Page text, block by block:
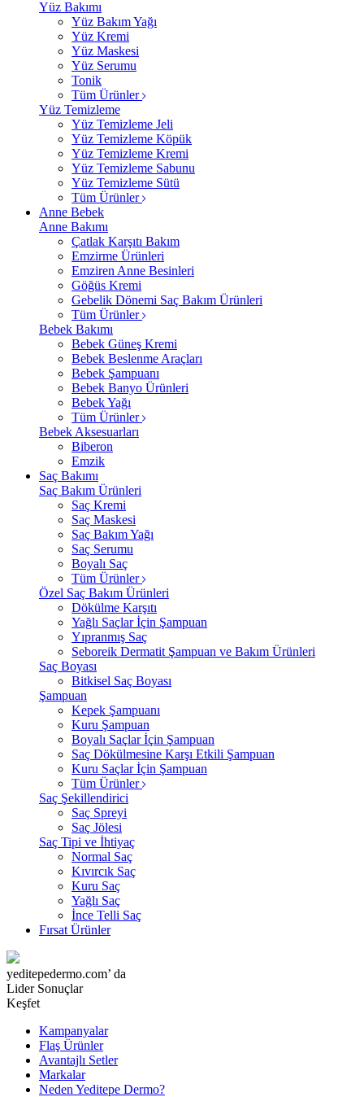
Yüz Bakımı
Yüz Bakım Yağı
Yüz Kremi
Yüz Maskesi
Yüz Serumu
Tonik
Tüm Ürünler
Yüz Temizleme
Yüz Temizleme Jeli
Yüz Temizleme Köpük
Yüz Temizleme Kremi
Yüz Temizleme Sabunu
Yüz Temizleme Sütü
Tüm Ürünler
Anne Bebek
Anne Bakımı
Çatlak Karşıtı Bakım
Emzirme Ürünleri
Emziren Anne Besinleri
Göğüs Kremi
Gebelik Dönemi Saç Bakım Ürünleri
Tüm Ürünler
Bebek Bakımı
Bebek Güneş Kremi
Bebek Beslenme Araçları
Bebek Şampuanı
Bebek Banyo Ürünleri
Bebek Yağı
Tüm Ürünler
Bebek Aksesuarları
Biberon
Emzik
Saç Bakımı
Saç Bakım Ürünleri
Saç Kremi
Saç Maskesi
Saç Bakım Yağı
Saç Serumu
Boyalı Saç
Tüm Ürünler
Özel Saç Bakım Ürünleri
Dökülme Karşıtı
Yağlı Saçlar İçin Şampuan
Yıpranmış Saç
Seboreik Dermatit Şampuan ve Bakım Ürünleri
Saç Boyası
Bitkisel Saç Boyası
Şampuan
Kepek Şampuanı
Kuru Şampuan
Boyalı Saçlar İçin Şampuan
Saç Dökülmesine Karşı Etkili Şampuan
Kuru Saçlar İçin Şampuan
Tüm Ürünler
Saç Şekillendirici
Saç Spreyi
Saç Jölesi
Saç Tipi ve İhtiyaç
Normal Saç
Kıvırcık Saç
Kuru Saç
Yağlı Saç
İnce Telli Saç
Fırsat Ürünler
yeditepedermo.com’ da
Lider Sonuçlar
Keşfet
Kampanyalar
Flaş Ürünler
Avantajlı Setler
Markalar
Neden Yeditepe Dermo?